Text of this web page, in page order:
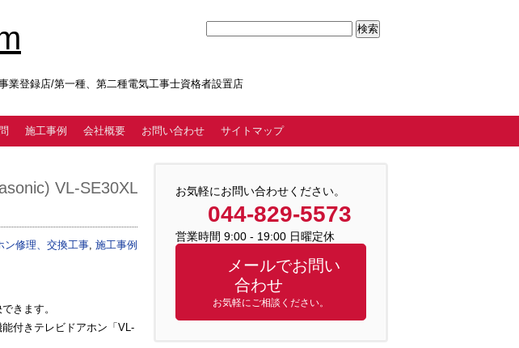
登録店/第一種、第二種電気工事士資格者設置店
施工事例 会社概要 お問い合わせ サイトマップ
VL-SE30XL
ン修理、交換工事, 施工事例
きます。
付きテレビドアホン「VL-
お気軽にお問い合わせください。
044-829-5573
営業時間 9:00 - 19:00 日曜定休
メールでお問い
合わせ
お気軽にご相談ください。